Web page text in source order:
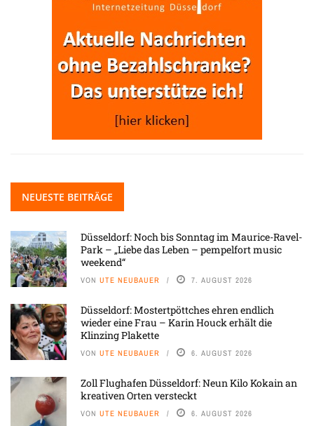
NEUESTE BEITRÄGE
Düsseldorf: Noch bis Sonntag im Maurice-Ravel-
Park – „Liebe das Leben – pempelfort music
weekend“
VON UTE NEUBAUER 7. AUGUST 2026
Düsseldorf: Mostertpöttches ehren endlich
wieder eine Frau – Karin Houck erhält die
Klinzing Plakette
VON UTE NEUBAUER 6. AUGUST 2026
Zoll Flughafen Düsseldorf: Neun Kilo Kokain an
kreativen Orten versteckt
VON UTE NEUBAUER 6. AUGUST 2026